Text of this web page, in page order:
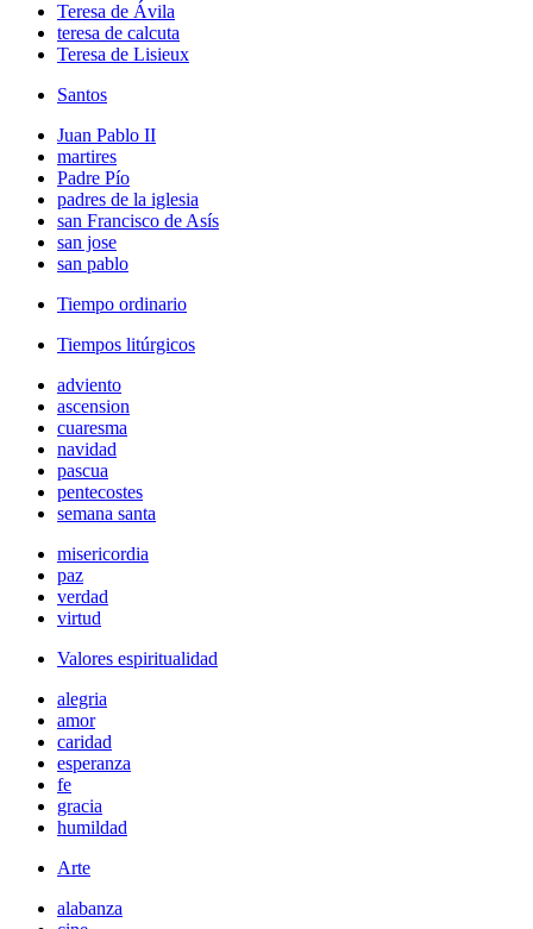
Teresa de Ávila
teresa de calcuta
Teresa de Lisieux
Santos
Juan Pablo II
martires
Padre Pío
padres de la iglesia
san Francisco de Asís
san jose
san pablo
Tiempo ordinario
Tiempos litúrgicos
adviento
ascension
cuaresma
navidad
pascua
pentecostes
semana santa
misericordia
paz
verdad
virtud
Valores espiritualidad
alegria
amor
caridad
esperanza
fe
gracia
humildad
Arte
alabanza